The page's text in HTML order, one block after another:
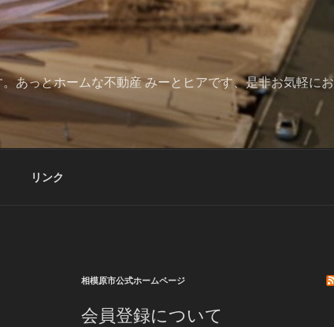
あっとホームな不動産 みーとヒアです、是非お気軽にお
リンク
相模原市公式ホームページ
会員登録について